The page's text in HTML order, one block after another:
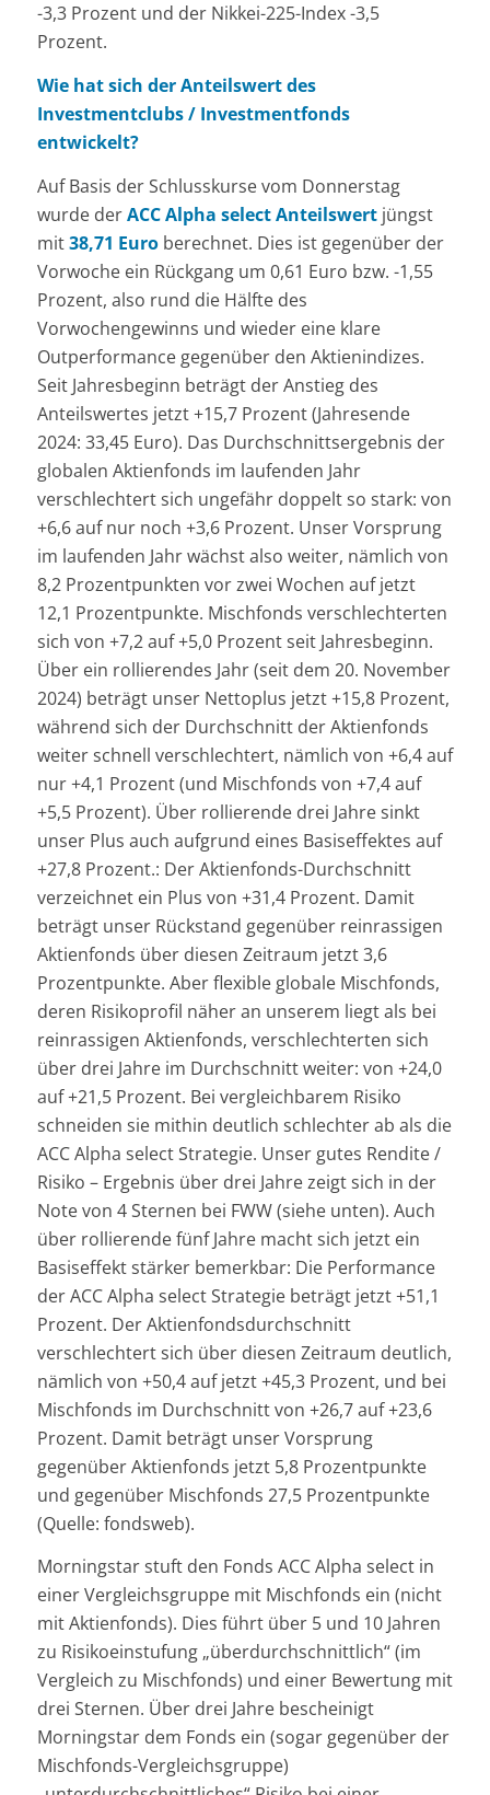
-3,3 Prozent und der Nikkei-225-Index -3,5
Prozent.
Wie hat sich der Anteilswert des
Investmentclubs / Investmentfonds
entwickelt?
Auf Basis der Schlusskurse vom Donnerstag
wurde derACC Alpha select Anteilswertjüngst
mit38,71 Euroberechnet. Dies ist gegenüber der
Vorwoche ein Rückgang um 0,61 Euro bzw. -1,55
Prozent, also rund die Hälfte des
Vorwochengewinns und wieder eine klare
Outperformance gegenüber den Aktienindizes.
Seit Jahresbeginn beträgt der Anstieg des
Anteilswertes jetzt +15,7 Prozent (Jahresende
2024: 33,45 Euro). Das Durchschnittsergebnis der
globalen Aktienfonds im laufenden Jahr
verschlechtert sich ungefähr doppelt so stark: von
+6,6 auf nur noch +3,6 Prozent. Unser Vorsprung
im laufenden Jahr wächst also weiter, nämlich von
8,2 Prozentpunkten vor zwei Wochen auf jetzt
12,1 Prozentpunkte. Mischfonds verschlechterten
sich von +7,2 auf +5,0 Prozent seit Jahresbeginn.
Über ein rollierendes Jahr (seit dem 20. November
2024) beträgt unser Nettoplus jetzt +15,8 Prozent,
während sich der Durchschnitt der Aktienfonds
weiter schnell verschlechtert, nämlich von +6,4 auf
nur +4,1 Prozent (und Mischfonds von +7,4 auf
+5,5 Prozent). Über rollierende drei Jahre sinkt
unser Plus auch aufgrund eines Basiseffektes auf
+27,8 Prozent.: Der Aktienfonds-Durchschnitt
verzeichnet ein Plus von +31,4 Prozent. Damit
beträgt unser Rückstand gegenüber reinrassigen
Aktienfonds über diesen Zeitraum jetzt 3,6
Prozentpunkte. Aber flexible globale Mischfonds,
deren Risikoprofil näher an unserem liegt als bei
reinrassigen Aktienfonds, verschlechterten sich
über drei Jahre im Durchschnitt weiter: von +24,0
auf +21,5 Prozent. Bei vergleichbarem Risiko
schneiden sie mithin deutlich schlechter ab als die
ACC Alpha select Strategie. Unser gutes Rendite /
Risiko – Ergebnis über drei Jahre zeigt sich in der
Note von 4 Sternen bei FWW (siehe unten). Auch
über rollierende fünf Jahre macht sich jetzt ein
Basiseffekt stärker bemerkbar: Die Performance
der ACC Alpha select Strategie beträgt jetzt +51,1
Prozent. Der Aktienfondsdurchschnitt
verschlechtert sich über diesen Zeitraum deutlich,
nämlich von +50,4 auf jetzt +45,3 Prozent, und bei
Mischfonds im Durchschnitt von +26,7 auf +23,6
Prozent. Damit beträgt unser Vorsprung
gegenüber Aktienfonds jetzt 5,8 Prozentpunkte
und gegenüber Mischfonds 27,5 Prozentpunkte
(Quelle: fondsweb).
Morningstar stuft den Fonds ACC Alpha select in
einer Vergleichsgruppe mit Mischfonds ein (nicht
mit Aktienfonds). Dies führt über 5 und 10 Jahren
zu Risikoeinstufung „überdurchschnittlich“ (im
Vergleich zu Mischfonds) und einer Bewertung mit
drei Sternen. Über drei Jahre bescheinigt
Morningstar dem Fonds ein (sogar gegenüber der
Mischfonds-Vergleichsgruppe)